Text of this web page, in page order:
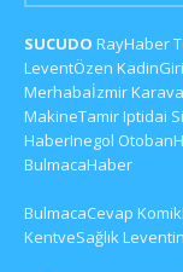
SUCUDO RayHaber
LeventÖzen
Merhabaİzmir
MakineTamirIptidai
HaberInegol
BulmacaHaber
BulmacaCevap
KentveSağlık